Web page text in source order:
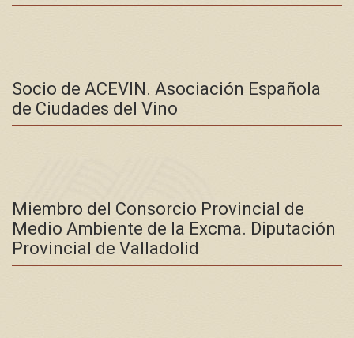
Socio de ACEVIN. Asociación Española
de Ciudades del Vino
Miembro del Consorcio Provincial de
Medio Ambiente de la Excma. Diputación
Provincial de Valladolid